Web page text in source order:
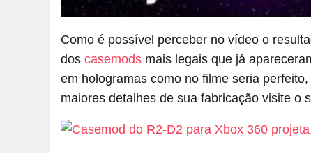
Como é possível perceber no vídeo o
dos casemods mais legais que já
em hologramas como no filme seria
maiores detalhes de sua fabricação visite o